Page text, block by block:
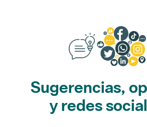
Sugerencias,
y redes